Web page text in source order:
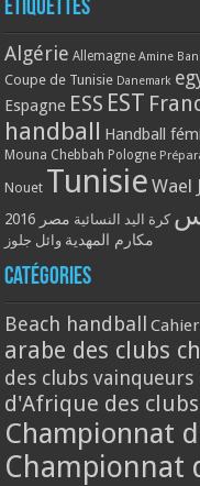
Étiquettes
Algérie Allemagne Amine
Coupe de Tunisie Danemark
Espagne ESS EST
handball Handball
Mouna Chebbah Pologne
Nouet Tunisie Wael
كرة اليد النسائية مصر 2016
مكارم المهدية وائل جلوز
Catégories
Beach handball
arabe des clubs
des clubs vainqueurs
d'Afrique des
Championnat
Championnat